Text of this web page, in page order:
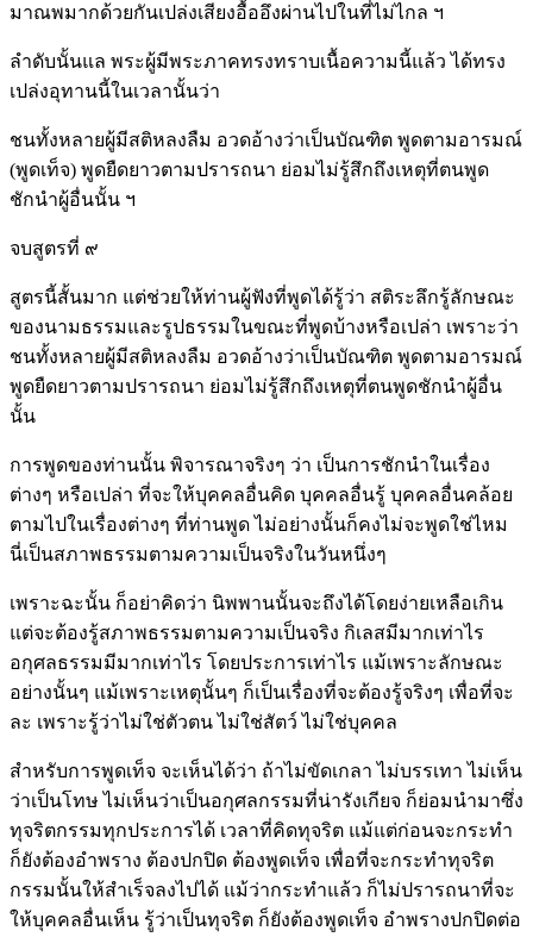
มาณพมากด้วยกันเปล่งเสียงอื้ออึงผ่านไปในที่ไม่ไกล ฯ
ลำดับนั้นแล พระผู้มีพระภาคทรงทราบเนื้อความนี้แล้ว ได้ทรง
เปล่งอุทานนี้ในเวลานั้นว่า
ชนทั้งหลายผู้มีสติหลงลืม อวดอ้างว่าเป็นบัณฑิต พูดตามอารมณ์
(พูดเท็จ) พูดยืดยาวตามปรารถนา ย่อมไม่รู้สึกถึงเหตุที่ตนพูด
ชักนำผู้อื่นนั้น ฯ
จบสูตรที่ ๙
สูตรนี้สั้นมาก แต่ช่วยให้ท่านผู้ฟังที่พูดได้รู้ว่า สติระลึกรู้ลักษณะ
ของนามธรรมและรูปธรรมในขณะที่พูดบ้างหรือเปล่า เพราะว่า
ชนทั้งหลายผู้มีสติหลงลืม อวดอ้างว่าเป็นบัณฑิต พูดตามอารมณ์
พูดยืดยาวตามปรารถนา ย่อมไม่รู้สึกถึงเหตุที่ตนพูดชักนำผู้อื่น
นั้น
การพูดของท่านนั้น พิจารณาจริงๆ ว่า เป็นการชักนำในเรื่อง
ต่างๆ หรือเปล่า ที่จะให้บุคคลอื่นคิด บุคคลอื่นรู้ บุคคลอื่นคล้อย
ตามไปในเรื่องต่างๆ ที่ท่านพูด ไม่อย่างนั้นก็คงไม่จะพูดใช่ไหม
นี่เป็นสภาพธรรมตามความเป็นจริงในวันหนึ่งๆ
เพราะฉะนั้น ก็อย่าคิดว่า นิพพานนั้นจะถึงได้โดยง่ายเหลือเกิน
แต่จะต้องรู้สภาพธรรมตามความเป็นจริง กิเลสมีมากเท่าไร
อกุศลธรรมมีมากเท่าไร โดยประการเท่าไร แม้เพราะลักษณะ
อย่างนั้นๆ แม้เพราะเหตุนั้นๆ ก็เป็นเรื่องที่จะต้องรู้จริงๆ เพื่อที่จะ
ละ เพราะรู้ว่าไม่ใช่ตัวตน ไม่ใช่สัตว์ ไม่ใช่บุคคล
สำหรับการพูดเท็จ จะเห็นได้ว่า ถ้าไม่ขัดเกลา ไม่บรรเทา ไม่เห็น
ว่าเป็นโทษ ไม่เห็นว่าเป็นอกุศลกรรมที่น่ารังเกียจ ก็ย่อมนำมาซึ่ง
ทุจริตกรรมทุกประการได้ เวลาที่คิดทุจริต แม้แต่ก่อนจะกระทำ
ก็ยังต้องอำพราง ต้องปกปิด ต้องพูดเท็จ เพื่อที่จะกระทำทุจริต
กรรมนั้นให้สำเร็จลงไปได้ แม้ว่ากระทำแล้ว ก็ไม่ปรารถนาที่จะ
ให้บุคคลอื่นเห็น รู้ว่าเป็นทุจริต ก็ยังต้องพูดเท็จ อำพรางปกปิดต่อ